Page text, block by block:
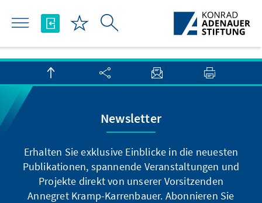
Skip to Main Content
Newsletter
Erhalten Sie exklusive Einblicke in die neuesten
Publikationen, spannende Veranstaltungen und
Projekte direkt von unserer Vorsitzenden
Annegret Kramp-Karrenbauer. Abonnieren Sie